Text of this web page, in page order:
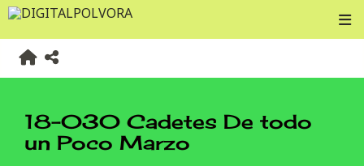
18-030 Cadetes De todo
un Poco Marzo